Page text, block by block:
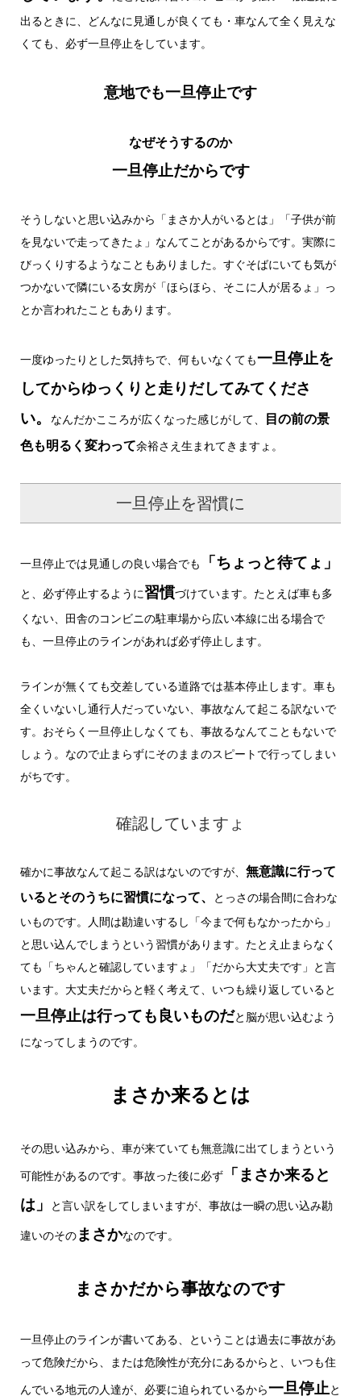
出るときに、どんなに見通しが良くても・車なんて全く見えな
くても、必ず一旦停止をしています。
意地でも一旦停止です
なぜそうするのか
一旦停止だからです
そうしないと思い込みから「まさか人がいるとは」「子供が前
を見ないで走ってきたょ」なんてことがあるからです。実際に
びっくりするようなこともありました。すぐそばにいても気が
つかないで隣にいる女房が「ほらほら、そこに人が居るょ」っ
とか言われたこともあります。
一度ゆったりとした気持ちで、何もいなくても一旦停止を
してからゆっくりと走りだしてみてくださ
い。
なんだかこころが広くなった感じがして、
目の前の景
色も明るく変わって余裕さえ生まれてきますょ。
一旦停止を習慣に
一旦停止では見通しの良い場合でも 「ちょっと待てょ」
と、必ず停止するように習慣づけています。たとえば車も多
くない、田舎のコンビニの駐車場から広い本線に出る場合で
も、一旦停止のラインがあれば必ず停止します。
ラインが無くても交差している道路では基本停止します。車も
全くいないし通行人だっていない、事故なんて起こる訳ないで
す。おそらく一旦停止しなくても、事故るなんてこともないで
しょう。なので止まらずにそのままのスピートで行ってしまい
がちです。
確認していますょ
確かに事故なんて起こる訳はないのですが、 無意識に行って
いるとそのうちに習慣になって、
とっさの場合間に合わな
いものです。人間は勘違いするし「今まで何もなかったから」
と思い込んでしまうという習慣があります。たとえ止まらなく
ても「ちゃんと確認していますょ」「だから大丈夫です」と言
います。大丈夫だからと軽く考えて、いつも繰り返していると
一旦停止は行っても良いものだと脳が思い込むよう
になってしまうのです。
まさか来るとは
その思い込みから、車が来ていても無意識に出てしまうという
可能性があるのです。事故った後に必ず「まさか来ると
は」
と言い訳をしてしまいますが、事故は一瞬の思い込み勘
違いのそのまさかなのです。
まさかだから事故なのです
一旦停止のラインが書いてある、ということは過去に事故があ
って危険だから、または危険性が充分にあるからと、いつも住
んでいる地元の人達が、必要に迫られているから一旦停止と